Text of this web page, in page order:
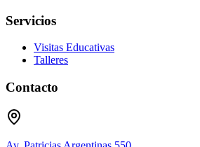
Servicios
Visitas Educativas
Talleres
Contacto